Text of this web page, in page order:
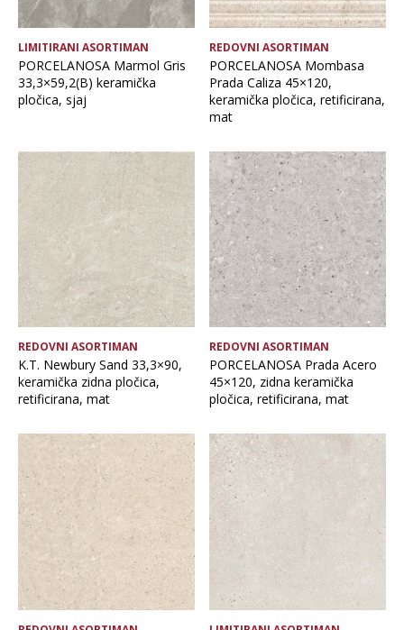
OČISTI FILTERE
LIMITIRANI ASORTIMAN
PORCELANOSA Marmol Gris
33,3×59,2(B) keramička
pločica, sjaj
REDOVNI ASORTIMAN
PORCELANOSA Mombasa
Prada Caliza 45×120,
keramička pločica, retificirana,
mat
REDOVNI ASORTIMAN
K.T. Newbury Sand 33,3×90,
keramička zidna pločica,
retificirana, mat
REDOVNI ASORTIMAN
PORCELANOSA Prada Acero
45×120, zidna keramička
pločica, retificirana, mat